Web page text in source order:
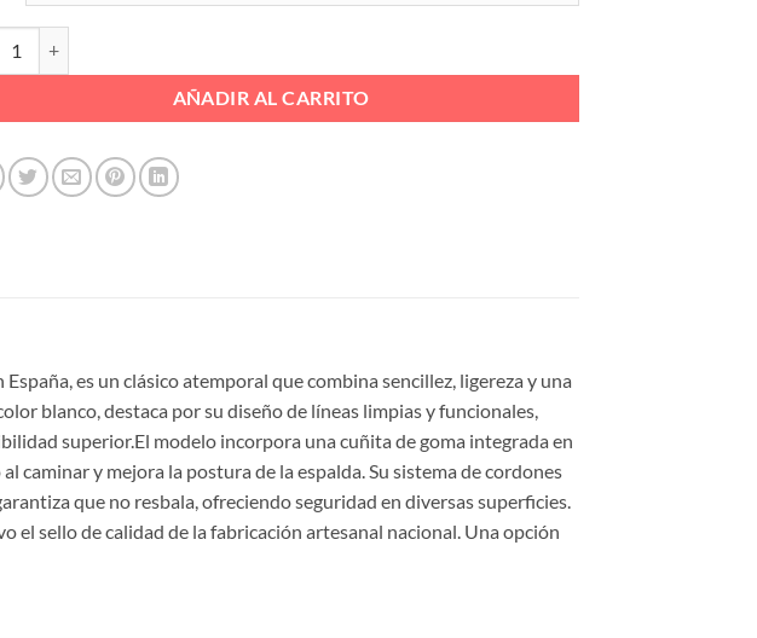
AÑADIR AL CARRITO
es un clásico atemporal que combina sencillez, ligereza y una
blanco, destaca por su diseño de líneas limpias y funcionales,
superior.El modelo incorpora una cuñita de goma integrada en
caminar y mejora la postura de la espalda. Su sistema de cordones
que no resbala, ofreciendo seguridad en diversas superficies.
el sello de calidad de la fabricación artesanal nacional. Una opción